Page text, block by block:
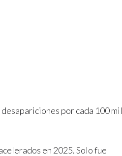
por cada 100 mil
en 2025. Solo fue